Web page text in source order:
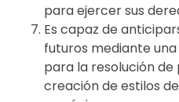
para ejercer sus
Es capaz de
futuros mediante
para la resolución
creación de estilos